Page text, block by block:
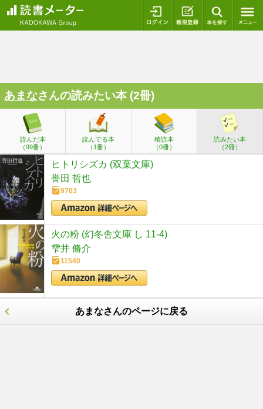
ログイン 新規登録
あまなさんの読みたい本 (2冊)
読んだ本
（99冊）
読んでる本
（1冊）
積読本
（0冊）
読みたい本
（2冊）
ヒトリシズカ (双葉文庫)
誉田 哲也
9703
火の粉 (幻冬舎文庫 し 11-4)
雫井 脩介
11540
あまなさんのページに戻る